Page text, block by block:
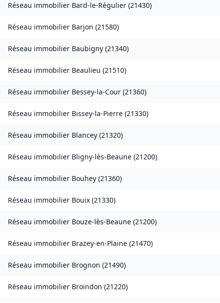
Réseau immobilier Bard-le-Régulier (21430)
Réseau immobilier Barjon (21580)
Réseau immobilier Baubigny (21340)
Réseau immobilier Beaulieu (21510)
Réseau immobilier Bessey-la-Cour (21360)
Réseau immobilier Bissey-la-Pierre (21330)
Réseau immobilier Blancey (21320)
Réseau immobilier Bligny-lès-Beaune (21200)
Réseau immobilier Bouhey (21360)
Réseau immobilier Bouix (21330)
Réseau immobilier Bouze-lès-Beaune (21200)
Réseau immobilier Brazey-en-Plaine (21470)
Réseau immobilier Brognon (21490)
Réseau immobilier Broindon (21220)